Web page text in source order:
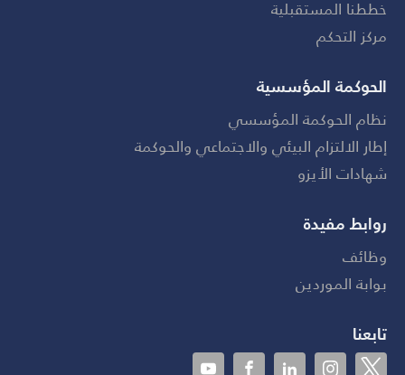
خططنا المستقبلية
مركز التحكم
الحوكمة المؤسسية
نظام الحوكمة المؤسسي
إطار الالتزام البيئي والاجتماعي والحوكمة
شهادات الأيزو
روابط مفيدة
وظائف
بوابة الموردين
تابعنا